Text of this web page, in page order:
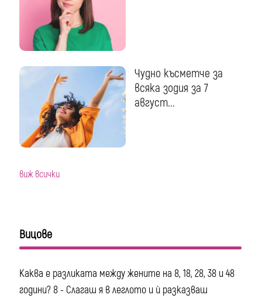
Чудно късметче за
всяка зодия за 7
август...
виж всички
Вицове
Каква е разликата между жените на 8, 18, 28, 38 и 48
години? 8 - Слагаш я в леглото и ѝ разказваш